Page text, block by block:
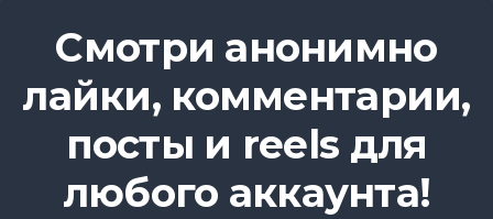
Смотри анонимно
лайки, комментарии,
посты и reels для
любого аккаунта!